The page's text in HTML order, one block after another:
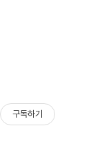
구독하기